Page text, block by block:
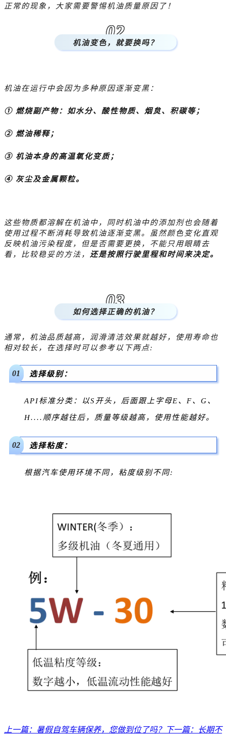
正常的现象，大家需要警惕机油质量原因了！
02
机油变色，就要换吗？
机油在运行中会因为多种原因逐渐变黑：
① 燃烧副产物：如水分、酸性物质、烟炱、积碳等；
② 燃油稀释；
③ 机油本身的高温氧化变质；
④ 灰尘及金属颗粒。
这些物质都溶解在机油中，同时机油中的添加剂也会随着
使用过程不断消耗导致机油逐渐变黑。虽然颜色变化直观
反映机油污染程度，但是否需要更换，不能只用眼睛去
看，比较稳妥的方法， 还是按照行驶里程和时间来决定。
03
如何选择正确的机油？
通常，机油品质越高，润滑清洁效果就越好，使用寿命也
相对较长，在选择时可以参考以下两点:
01 选择级别：
API标准分类： 以S开头，后面跟上字母E、F、G、
H....顺序越往后，质量等级越高，使用性能越好。
02 选择粘度：
根据汽车使用环境不同，粘度级别不同:
上一篇： 暑假自驾车辆保养，您做到位了吗？ 下一篇： 长期不